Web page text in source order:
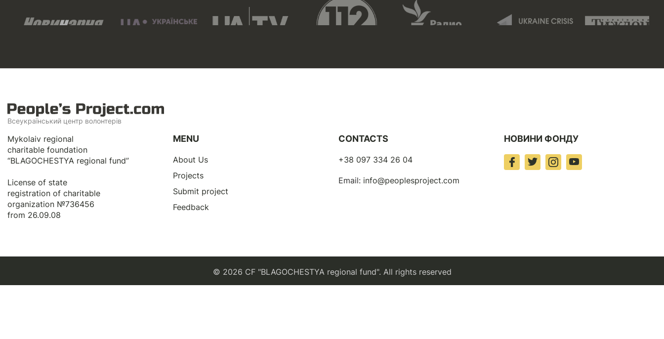
Всеукраїнський центр волонтерів
Mykolaiv regional
charitable foundation
“BLAGOCHESTYA regional fund”
License of state
registration of сharitable
organization №736456
from 26.09.08
MENU
About Us
Projects
Submit project
Feedback
CONTACTS
+38 097 334 26 04
Email: info@peoplesproject.com
НОВИНИ ФОНДУ
© 2026 CF "BLAGOCHESTYA regional fund". All rights reserved